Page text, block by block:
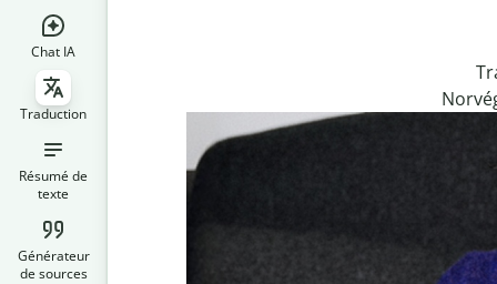
Chat IA
Traduction
Résumé de
texte
Générateur
de sources